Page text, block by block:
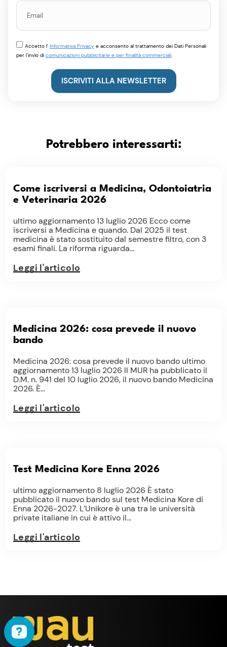
Accetto l’ Informativa Privacy e acconsento al trattamento dei Dati Personali
per l'invio di comunicazioni pubblicitarie e per finalità commerciali.
ISCRIVITI ALLA NEWSLETTER
Potrebbero interessarti:
Come iscriversi a Medicina, Odontoiatria
e Veterinaria 2026
ultimo aggiornamento 13 luglio 2026 Ecco come
iscriversi a Medicina e quando. Dal 2025 il test
medicina è stato sostituito dal semestre filtro, con 3
esami finali. La riforma riguarda...
Leggi l'articolo
Medicina 2026: cosa prevede il nuovo
bando
Medicina 2026: cosa prevede il nuovo bando ultimo
aggiornamento 13 luglio 2026 Il MUR ha pubblicato il
D.M. n. 941 del 10 luglio 2026, il nuovo bando Medicina
2026. È...
Leggi l'articolo
Test Medicina Kore Enna 2026
ultimo aggiornamento 8 luglio 2026 È stato
pubblicato il nuovo bando sul test Medicina Kore di
Enna 2026-2027. L’Unikore è una tra le università
private italiane in cui è attivo il...
Leggi l'articolo